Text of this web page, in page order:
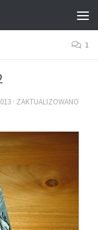
1
· ZAKTUALIZOWANO